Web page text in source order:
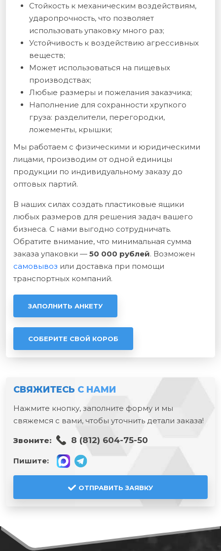
Стойкость к механическим воздействиям,
ударопрочность, что позволяет
использовать упаковку много раз;
Устойчивость к воздействию агрессивных
веществ;
Может использоваться на пищевых
производствах;
Любые размеры и пожелания заказчика;
Наполнение для сохранности хрупкого
груза: разделители, перегородки,
ложементы, крышки;
Мы работаем с физическими и юридическими
лицами, производим от одной единицы
продукции по индивидуальному заказу до
оптовых партий.
В наших силах создать пластиковые ящики
любых размеров для решения задач вашего
бизнеса. С нами выгодно сотрудничать.
Обратите внимание, что минимальная сумма
заказа упаковки — 50 000 рублей. Возможен
самовывоз или доставка при помощи
транспортных компаний.
ЗАПОЛНИТЬ АНКЕТУ
СОБЕРИТЕ СВОЙ КОРОБ
СВЯЖИТЕСЬ С НАМИ
Нажмите кнопку, заполните форму и мы
свяжемся с вами, чтобы уточнить детали заказа!
Звоните: 8 (812) 604-75-50
Пишите:
ОТПРАВИТЬ ЗАЯВКУ